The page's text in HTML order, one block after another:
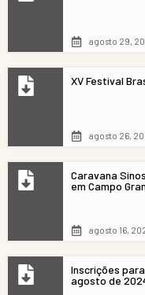
agosto 29,
XV Festival
agosto 26,
Caravana
em Campo
agosto 16,
Inscrições
agosto de